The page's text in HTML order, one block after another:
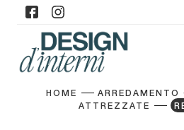
HOME ARREDAMENTO
ATTREZZATE